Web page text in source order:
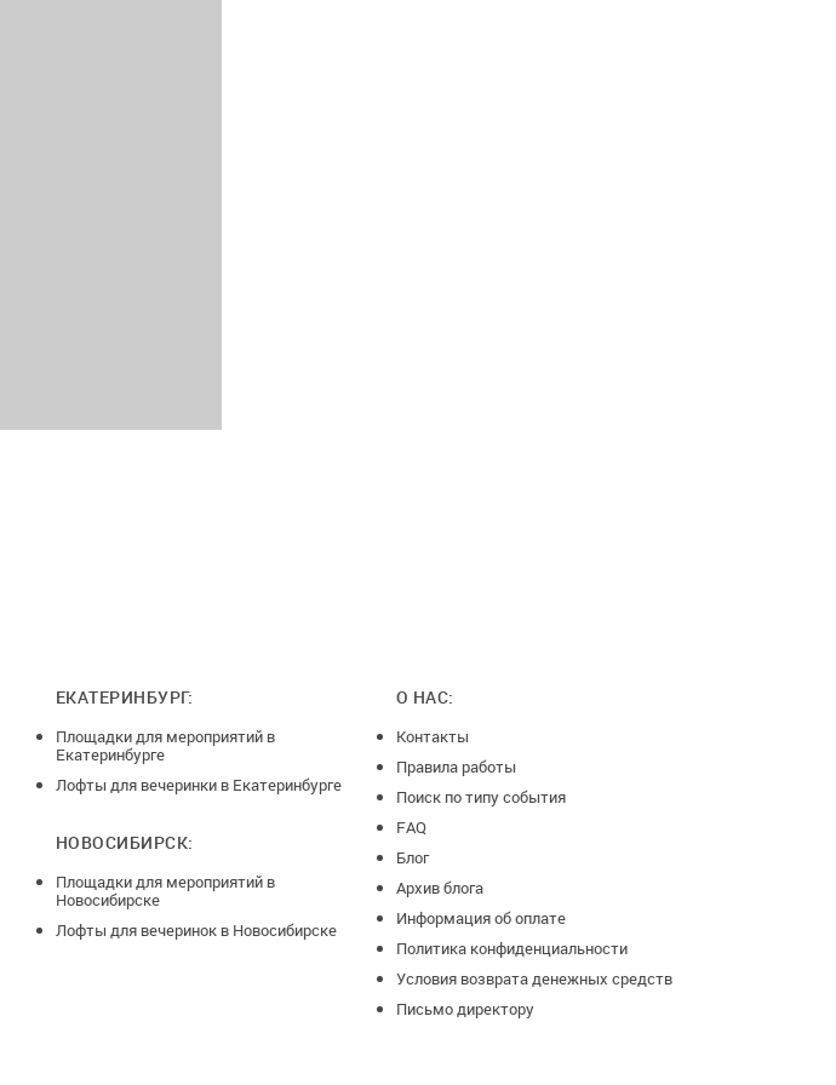
ЕКАТЕРИНБУРГ:
Площадки для мероприятий в
Екатеринбурге
Лофты для вечеринки в Екатеринбурге
НОВОСИБИРСК:
Площадки для мероприятий в
Новосибирске
Лофты для вечеринок в Новосибирске
О НАС:
Контакты
Правила работы
Поиск по типу события
FAQ
Блог
Архив блога
Информация об оплате
Политика конфиденциальности
Условия возврата денежных средств
Письмо директору